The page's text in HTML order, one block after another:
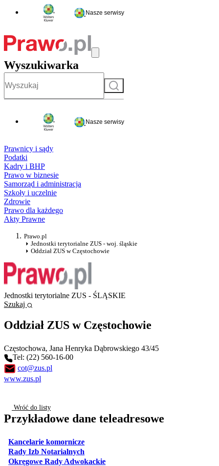
Nasze serwisy
Wyszukiwarka
Szukaj
Nasze serwisy
Prawnicy i sądy
Podatki
Kadry i BHP
Prawo w biznesie
Samorząd i administracja
Szkoły i uczelnie
Zdrowie
Prawo dla każdego
Akty Prawne
Prawo.pl
Jednostki terytorialne ZUS - woj. śląskie
Oddział ZUS w Częstochowie
Jednostki terytorialne ZUS - ŚLĄSKIE
Szukaj
Oddział ZUS w Częstochowie
Częstochowa, Jana Henryka Dąbrowskiego 43/45
Tel: (22) 560-16-00
cot@zus.pl
www.zus.pl
Wróć do listy
Przykładowe dane teleadresowe
Kancelarie komorniczeotwiera się w nowej karcie
Rady Izb Notarialnych
Okręgowe Rady Adwokackieotwiera się w nowej karcie